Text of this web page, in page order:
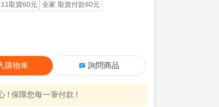
取貨60元
全家 取貨付款60元
購物車 詢問商品
! 保障您每一筆付款 !